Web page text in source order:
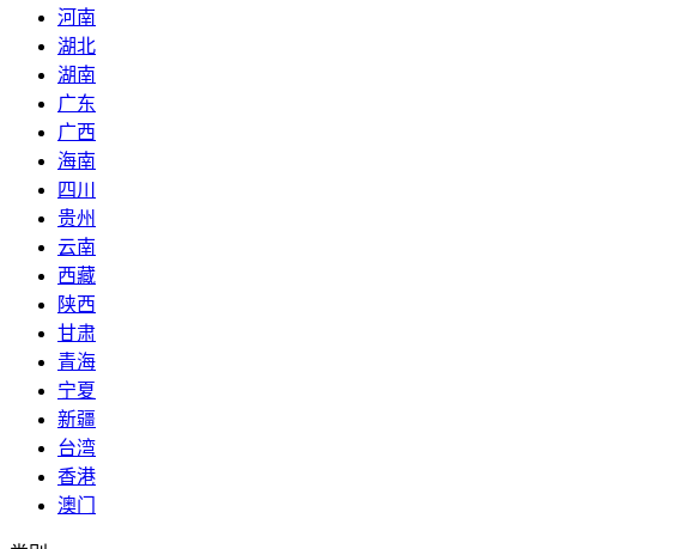
河南
湖北
湖南
广东
广西
海南
四川
贵州
云南
西藏
陕西
甘肃
青海
宁夏
新疆
台湾
香港
澳门